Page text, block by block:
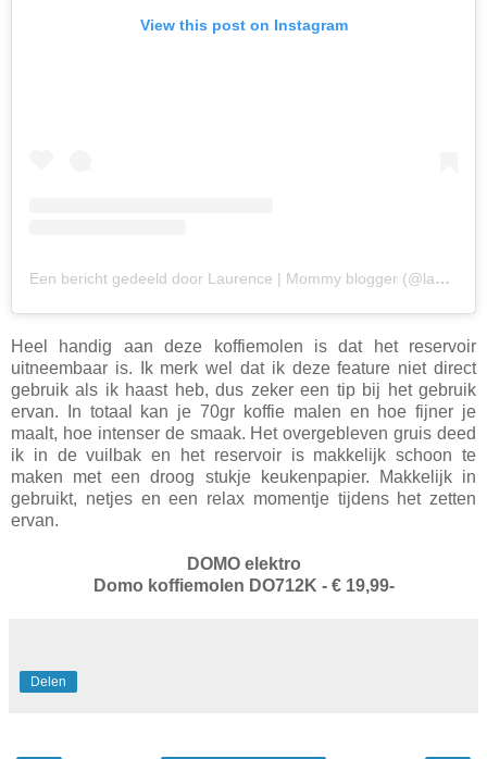
View this post on Instagram
Een bericht gedeeld door Laurence | Mommy blogger (@laupropos)
Heel handig aan deze koffiemolen is dat het reservoir
uitneembaar is. Ik merk wel dat ik deze feature niet direct
gebruik als ik haast heb, dus zeker een tip bij het gebruik
ervan. In totaal kan je 70gr koffie malen en hoe fijner je
maalt, hoe intenser de smaak. Het overgebleven gruis deed
ik in de vuilbak en het reservoir is makkelijk schoon te
maken met een droog stukje keukenpapier. Makkelijk in
gebruikt, netjes en een relax momentje tijdens het zetten
ervan.
DOMO elektro
Domo koffiemolen DO712K - € 19,99-
Delen